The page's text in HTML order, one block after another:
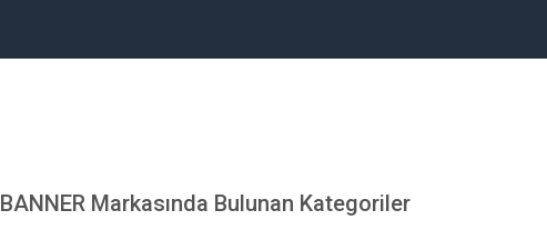
BANNER Markasında Bulunan Kategoriler